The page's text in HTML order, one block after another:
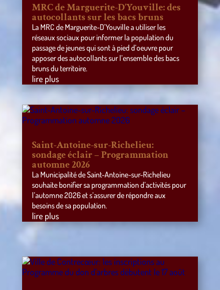
MRC de Marguerite-D’Youville: des
autocollants sur les bacs bruns
La MRC de Marguerite-D’Youville a utiliser les
réseaux sociaux pour informer la population du
passage de jeunes qui sont à pied d’oeuvre pour
apposer des autocollants sur l’ensemble des bacs
bruns du territoire.
lire plus
Saint-Antoine-sur-Richelieu:
sondage éclair – Programmation
automne 2026
La Municipalité de Saint-Antoine-sur-Richelieu
souhaite bonifier sa programmation d’activités pour
l’automne 2026 et s’assurer de répondre aux
besoins de sa population.
lire plus